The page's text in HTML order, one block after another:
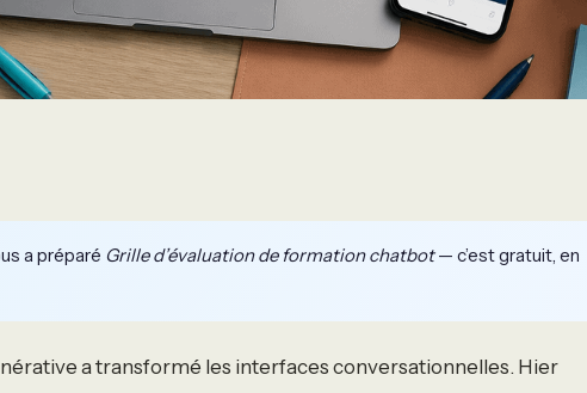
a préparé Grille d’évaluation de formation chatbot— c’est gratuit, en
a transformé les interfaces conversationnelles. Hier